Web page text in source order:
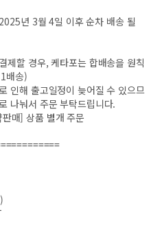
년 3월 4일 이후 순차 배송 될
제할 경우, 케타포는 합배송을 원칙
배송)
인해 출고일정이 늦어질 수 있으므
나눠서 주문 부탁드립니다.
매] 상품 별개 주문